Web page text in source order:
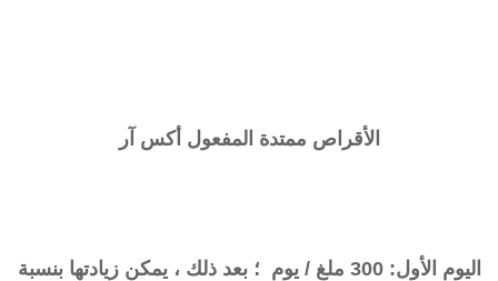
الأقراص ممتدة المفعول أكس آر
اليوم الأول: 300 ملغ / يوم ؛ بعد ذلك ، يمكن زيادتها بنسبة